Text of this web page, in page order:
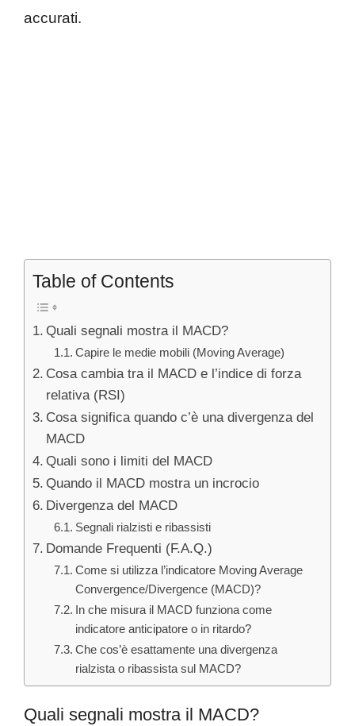
accurati.
Table of Contents
Quali segnali mostra il MACD?
Capire le medie mobili (Moving Average)
Cosa cambia tra il MACD e l’indice di forza
relativa (RSI)
Cosa significa quando c’è una divergenza del
MACD
Quali sono i limiti del MACD
Quando il MACD mostra un incrocio
Divergenza del MACD
Segnali rialzisti e ribassisti
Domande Frequenti (F.A.Q.)
Come si utilizza l’indicatore Moving Average
Convergence/Divergence (MACD)?
In che misura il MACD funziona come
indicatore anticipatore o in ritardo?
Che cos’è esattamente una divergenza
rialzista o ribassista sul MACD?
Quali segnali mostra il MACD?